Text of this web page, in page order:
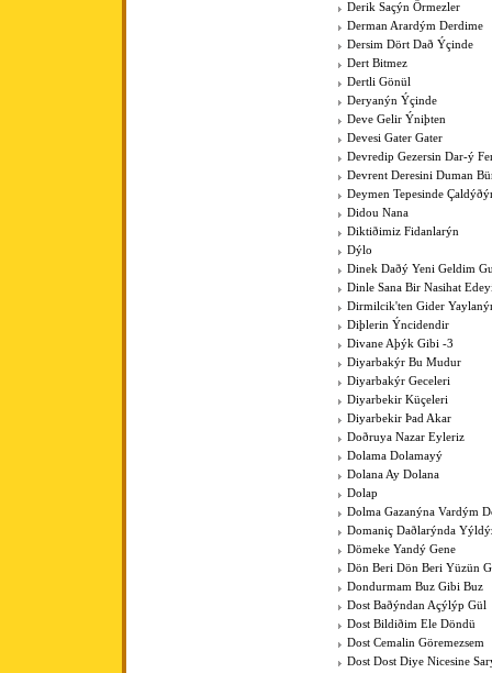
Derik Saçýn Örmezler
Derman Arardým Derdime
Dersim Dört Dað Ýçinde
Dert Bitmez
Dertli Gönül
Deryanýn Ýçinde
Deve Gelir Ýniþten
Devesi Gater Gater
Devredip Gezersin Dar-ý
Devrent Deresini Duman
Deymen Tepesinde
Didou Nana
Diktiðimiz Fidanlarýn
Dýlo
Dinek Daðý Yeni Geldim
Dinle Sana Bir Nasihat
Dirmilcik'ten Gider
Diþlerin Ýncidendir
Divane Aþýk Gibi -3
Diyarbakýr Bu Mudur
Diyarbakýr Geceleri
Diyarbekir Küçeleri
Diyarbekir Þad Akar
Doðruya Nazar Eyleriz
Dolama Dolamayý
Dolana Ay Dolana
Dolap
Dolma Gazanýna Vardým
Domaniç Daðlarýnda
Dömeke Yandý Gene
Dön Beri Dön Beri Yüzün
Dondurmam Buz Gibi Buz
Dost Baðýndan Açýlýp Gül
Dost Bildiðim Ele Döndü
Dost Cemalin Göremezsem
Dost Dost Diye Nicesine